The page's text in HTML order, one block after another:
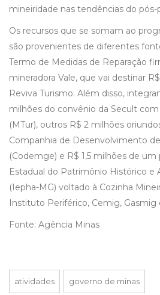
mineiridade nas tendências do pós-
Os recursos que se somam ao
são provenientes de diferentes
Termo de Medidas de Reparação
mineradora Vale, que vai destinar
Reviva Turismo. Além disso,
milhões do convênio da Secult
(MTur), outros R$ 2 milhões
Companhia de Desenvolvimento
(Codemge) e R$ 1,5 milhões de
Estadual do Patrimônio Histórico e
(Iepha-MG) voltado à Cozinha
Instituto Periférico, Cemig, Gasmig
Fonte: Agência Minas
atividades governo de minas